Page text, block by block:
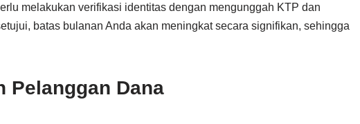
melakukan verifikasi identitas dengan mengunggah KTP dan
batas bulanan Anda akan meningkat secara signifikan, sehingga
Pelanggan Dana